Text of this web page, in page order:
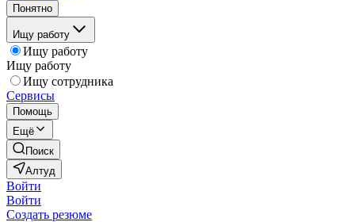
Понятно
Ищу работу
Ищу работу
Ищу работу
Ищу сотрудника
Сервисы
Помощь
Ещё
Поиск
Алтуд
Войти
Войти
Создать резюме